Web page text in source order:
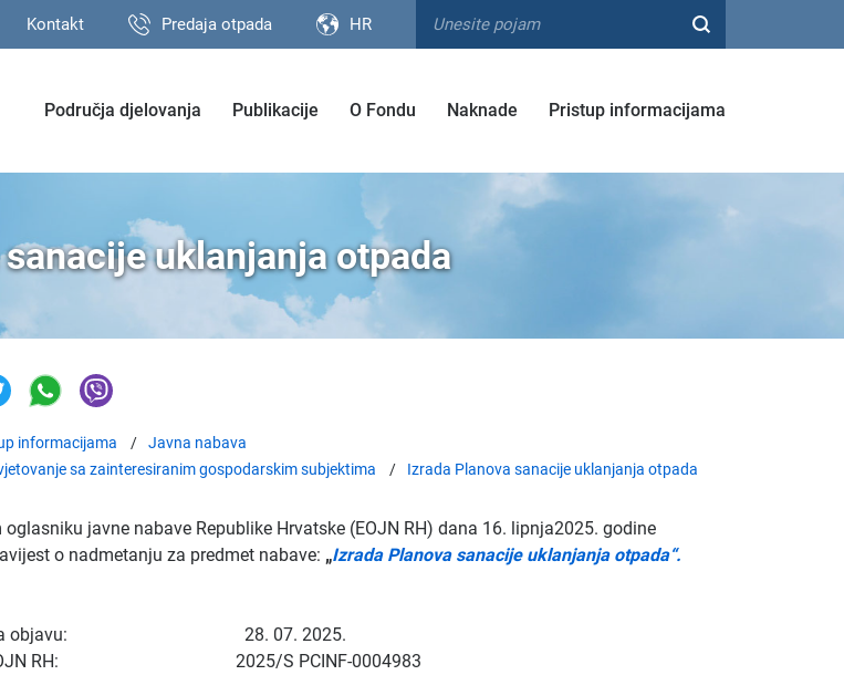
Kontakt Predaja otpada HR
Područja djelovanja Publikacije O Fondu Naknade Pristup informacijama
uklanjanja otpada
informacijama
Javna nabava
sa zainteresiranim gospodarskim subjektima
Izrada Planova sanacije uklanjanja otpada
oglasniku javne nabave Republike Hrvatske (EOJN RH) dana 16. lipnja2025. godine
o nadmetanju za predmet nabave: „Izrada Planova sanacije uklanjanja otpada“.
na objavu: 28. 07. 2025.
u EOJN RH: 2025/S PCINF-0004983